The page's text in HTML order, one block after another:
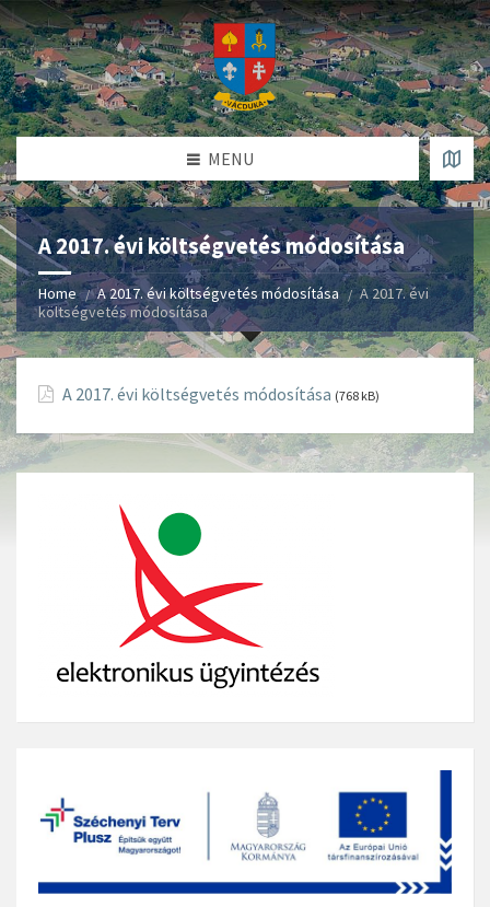
MENU
A 2017. évi költségvetés módosítása
Home A 2017. évi költségvetés módosítása
A 2017. évi
költségvetés módosítása
A 2017. évi költségvetés módosítása (768 kB)